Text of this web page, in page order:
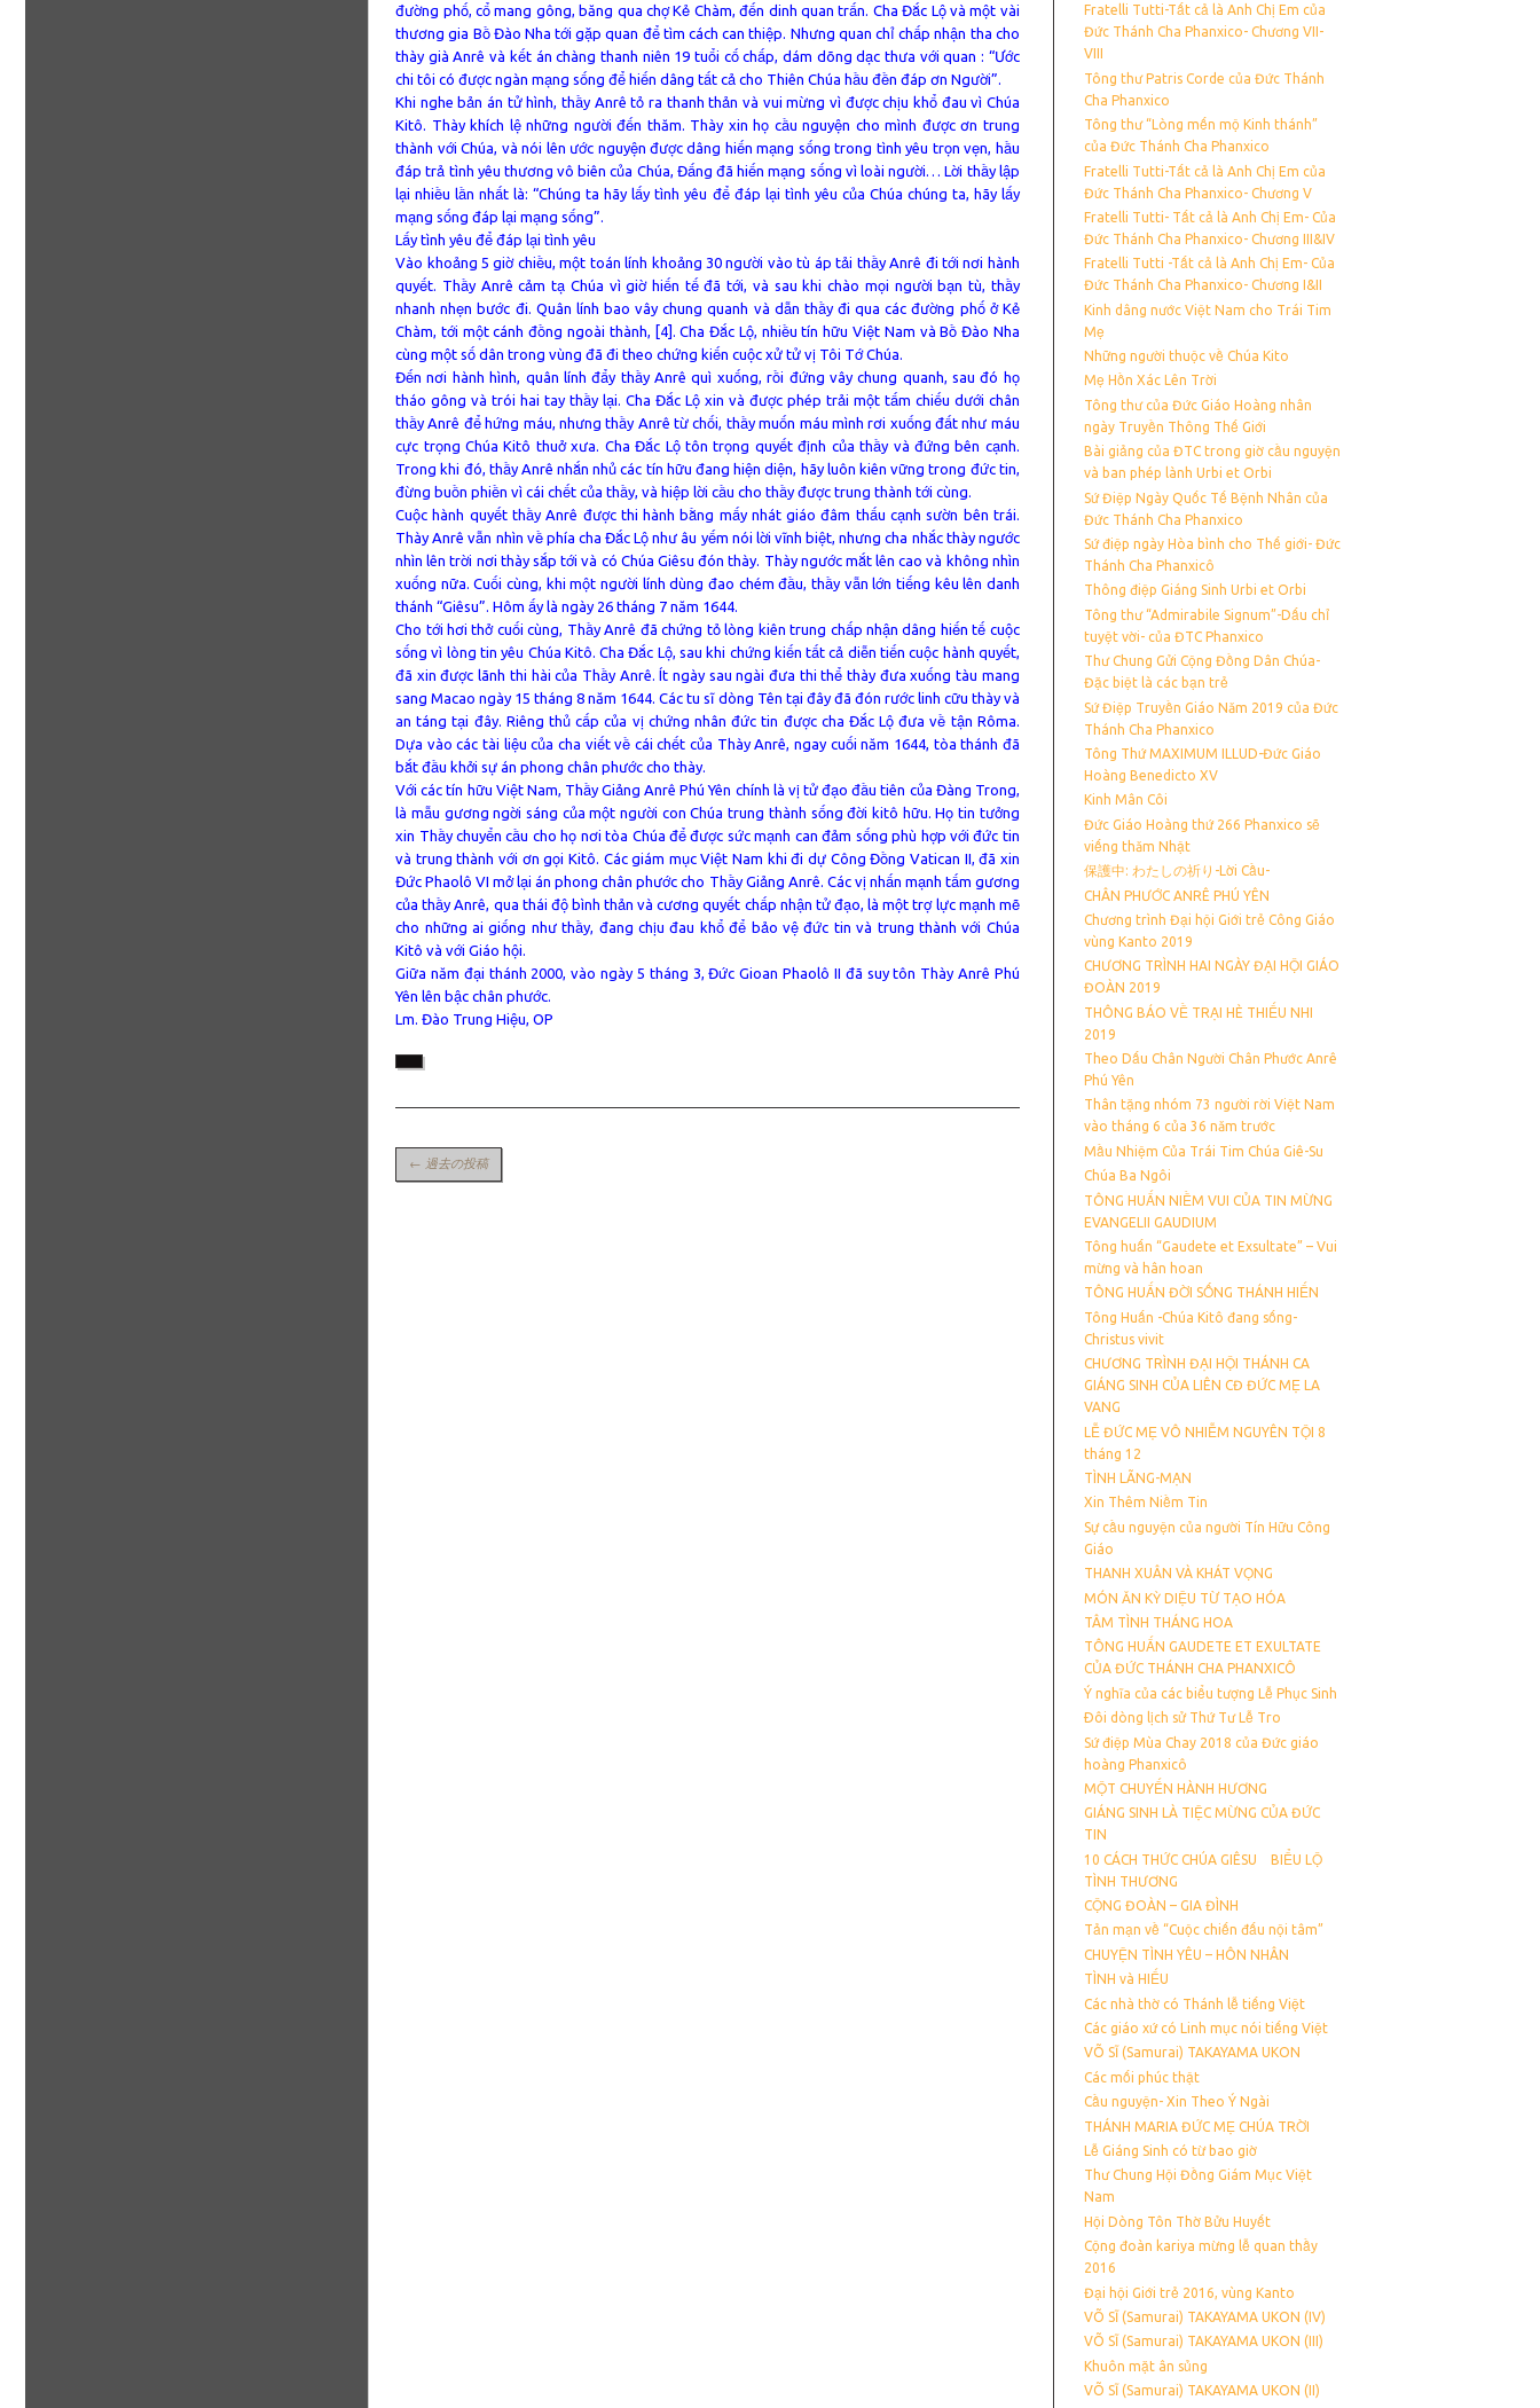
đường phố, cổ mang gông, băng qua chợ Kẻ Chàm, đến dinh quan trấn. Cha Đắc Lộ và một vài
thương gia Bồ Đào Nha tới gặp quan để tìm cách can thiệp. Nhưng quan chỉ chấp nhận tha cho
thày già Anrê và kết án chàng thanh niên 19 tuổi cố chấp, dám dõng dạc thưa với quan : “Ước
chi tôi có được ngàn mạng sống để hiến dâng tất cả cho Thiên Chúa hầu đền đáp ơn Người”.
Khi nghe bản án tử hình, thầy Anrê tỏ ra thanh thản và vui mừng vì được chịu khổ đau vì Chúa
Kitô. Thày khích lệ những người đến thăm. Thày xin họ cầu nguyện cho mình được ơn trung
thành với Chúa, và nói lên ước nguyện được dâng hiến mạng sống trong tình yêu trọn vẹn, hầu
đáp trả tình yêu thương vô biên của Chúa, Đấng đã hiến mạng sống vì loài người… Lời thầy lập
lại nhiều lần nhất là: “Chúng ta hãy lấy tình yêu để đáp lại tình yêu của Chúa chúng ta, hãy lấy
mạng sống đáp lại mạng sống”.
Lấy tình yêu để đáp lại tình yêu
Vào khoảng 5 giờ chiều, một toán lính khoảng 30 người vào tù áp tải thầy Anrê đi tới nơi hành
quyết. Thầy Anrê cảm tạ Chúa vì giờ hiến tế đã tới, và sau khi chào mọi người bạn tù, thầy
nhanh nhẹn bước đi. Quân lính bao vây chung quanh và dẫn thầy đi qua các đường phố ở Kẻ
Chàm, tới một cánh đồng ngoài thành, [4]. Cha Đắc Lộ, nhiều tín hữu Việt Nam và Bồ Đào Nha
cùng một số dân trong vùng đã đi theo chứng kiến cuộc xử tử vị Tôi Tớ Chúa.
Đến nơi hành hình, quân lính đẩy thầy Anrê quì xuống, rồi đứng vây chung quanh, sau đó họ
tháo gông và trói hai tay thầy lại. Cha Đắc Lộ xin và được phép trải một tấm chiếu dưới chân
thầy Anrê để hứng máu, nhưng thầy Anrê từ chối, thầy muốn máu mình rơi xuống đất như máu
cực trọng Chúa Kitô thuở xưa. Cha Đắc Lộ tôn trọng quyết định của thầy và đứng bên cạnh.
Trong khi đó, thầy Anrê nhắn nhủ các tín hữu đang hiện diện, hãy luôn kiên vững trong đức tin,
đừng buồn phiền vì cái chết của thầy, và hiệp lời cầu cho thầy được trung thành tới cùng.
Cuộc hành quyết thầy Anrê được thi hành bằng mấy nhát giáo đâm thấu cạnh sườn bên trái.
Thày Anrê vẫn nhìn về phía cha Đắc Lộ như âu yếm nói lời vĩnh biệt, nhưng cha nhắc thày ngước
nhìn lên trời nơi thày sắp tới và có Chúa Giêsu đón thày. Thày ngước mắt lên cao và không nhìn
xuống nữa. Cuối cùng, khi một người lính dùng đao chém đầu, thầy vẫn lớn tiếng kêu lên danh
thánh “Giêsu”. Hôm ấy là ngày 26 tháng 7 năm 1644.
Cho tới hơi thở cuối cùng, Thầy Anrê đã chứng tỏ lòng kiên trung chấp nhận dâng hiến tế cuộc
sống vì lòng tin yêu Chúa Kitô. Cha Đắc Lộ, sau khi chứng kiến tất cả diễn tiến cuộc hành quyết,
đã xin được lãnh thi hài của Thầy Anrê. Ít ngày sau ngài đưa thi thể thày đưa xuống tàu mang
sang Macao ngày 15 tháng 8 năm 1644. Các tu sĩ dòng Tên tại đây đã đón rước linh cữu thày và
an táng tại đây. Riêng thủ cấp của vị chứng nhân đức tin được cha Đắc Lộ đưa về tận Rôma.
Dựa vào các tài liệu của cha viết về cái chết của Thày Anrê, ngay cuối năm 1644, tòa thánh đã
bắt đầu khởi sự án phong chân phước cho thày.
Với các tín hữu Việt Nam, Thầy Giảng Anrê Phú Yên chính là vị tử đạo đầu tiên của Đàng Trong,
là mẫu gương ngời sáng của một người con Chúa trung thành sống đời kitô hữu. Họ tin tưởng
xin Thầy chuyển cầu cho họ nơi tòa Chúa để được sức mạnh can đảm sống phù hợp với đức tin
và trung thành với ơn gọi Kitô. Các giám mục Việt Nam khi đi dự Công Đồng Vatican II, đã xin
Đức Phaolô VI mở lại án phong chân phước cho Thầy Giảng Anrê. Các vị nhấn mạnh tấm gương
của thầy Anrê, qua thái độ bình thản và cương quyết chấp nhận tử đạo, là một trợ lực mạnh mẽ
cho những ai giống như thầy, đang chịu đau khổ để bảo vệ đức tin và trung thành với Chúa
Kitô và với Giáo hội.
Giữa năm đại thánh 2000, vào ngày 5 tháng 3, Đức Gioan Phaolô II đã suy tôn Thày Anrê Phú
Yên lên bậc chân phước.
Lm. Đào Trung Hiệu, OP
投稿ナビゲーション
← 過去の投稿
Fratelli Tutti-Tất cả là Anh Chị Em của
Đức Thánh Cha Phanxico- Chương VII-
VIII
Tông thư Patris Corde của Đức Thánh
Cha Phanxico
Tông thư “Lòng mến mộ Kinh thánh”
của Đức Thánh Cha Phanxico
Fratelli Tutti-Tất cả là Anh Chị Em của
Đức Thánh Cha Phanxico- Chương V
Fratelli Tutti- Tất cả là Anh Chị Em- Của
Đức Thánh Cha Phanxico- Chương III&IV
Fratelli Tutti -Tất cả là Anh Chị Em- Của
Đức Thánh Cha Phanxico- Chương I&II
Kinh dâng nước Việt Nam cho Trái Tim
Mẹ
Những người thuộc về Chúa Kito
Mẹ Hồn Xác Lên Trời
Tông thư của Đức Giáo Hoàng nhân
ngày Truyền Thông Thế Giới
Bài giảng của ĐTC trong giờ cầu nguyện
và ban phép lành Urbi et Orbi
Sứ Điệp Ngày Quốc Tế Bệnh Nhân của
Đức Thánh Cha Phanxico
Sứ điệp ngày Hòa bình cho Thế giới- Đức
Thánh Cha Phanxicô
Thông điệp Giáng Sinh Urbi et Orbi
Tông thư “Admirabile Signum”-Dấu chỉ
tuyệt vời- của ĐTC Phanxico
Thư Chung Gửi Cộng Đồng Dân Chúa-
Đặc biệt là các bạn trẻ
Sứ Điệp Truyền Giáo Năm 2019 của Đức
Thánh Cha Phanxico
Tông Thứ MAXIMUM ILLUD-Đức Giáo
Hoàng Benedicto XV
Kinh Mân Côi
Đức Giáo Hoàng thứ 266 Phanxico sẽ
viếng thăm Nhật
保護中: わたしの祈り-Lời Cầu-
CHÂN PHƯỚC ANRÊ PHÚ YÊN
Chương trình Đại hội Giới trẻ Công Giáo
vùng Kanto 2019
CHƯƠNG TRÌNH HAI NGÀY ĐẠI HỘI GIÁO
ĐOÀN 2019
THÔNG BÁO VỀ TRẠI HÈ THIẾU NHI
2019
Theo Dấu Chân Người Chân Phước Anrê
Phú Yên
Thân tặng nhóm 73 người rời Việt Nam
vào tháng 6 của 36 năm trước
Mầu Nhiệm Của Trái Tim Chúa Giê-Su
Chúa Ba Ngôi
TÔNG HUẤN NIỀM VUI CỦA TIN MỪNG
EVANGELII GAUDIUM
Tông huấn “Gaudete et Exsultate” – Vui
mừng và hân hoan
TÔNG HUẤN ĐỜI SỐNG THÁNH HIẾN
Tông Huấn -Chúa Kitô đang sống-
Christus vivit
CHƯƠNG TRÌNH ĐẠI HỘI THÁNH CA
GIÁNG SINH CỦA LIÊN CĐ ĐỨC MẸ LA
VANG
LỄ ĐỨC MẸ VÔ NHIỄM NGUYÊN TỘI 8
tháng 12
TÌNH LÃNG-MẠN
Xin Thêm Niềm Tin
Sự cầu nguyện của người Tín Hữu Công
Giáo
THANH XUÂN VÀ KHÁT VỌNG
MÓN ĂN KỲ DIỆU TỪ TẠO HÓA
TÂM TÌNH THÁNG HOA
TÔNG HUẤN GAUDETE ET EXULTATE
CỦA ĐỨC THÁNH CHA PHANXICÔ
Ý nghĩa của các biểu tượng Lễ Phục Sinh
Ðôi dòng lịch sử Thứ Tư Lễ Tro
Sứ điệp Mùa Chay 2018 của Đức giáo
hoàng Phanxicô
MỘT CHUYẾN HÀNH HƯƠNG
GIÁNG SINH LÀ TIỆC MỪNG CỦA ĐỨC
TIN
10 CÁCH THỨC CHÚA GIÊSU BIỂU LỘ
TÌNH THƯƠNG
CỘNG ĐOÀN – GIA ĐÌNH
Tản mạn về “Cuộc chiến đấu nội tâm”
CHUYỆN TÌNH YÊU – HÔN NHÂN
TÌNH và HIẾU
Các nhà thờ có Thánh lễ tiếng Việt
Các giáo xứ có Linh mục nói tiếng Việt
VÕ SĨ (Samurai) TAKAYAMA UKON
Các mối phúc thật
Cầu nguyện- Xin Theo Ý Ngài
THÁNH MARIA ĐỨC MẸ CHÚA TRỜI
Lễ Giáng Sinh có từ bao giờ
Thư Chung Hội Đồng Giám Mục Việt
Nam
Hội Dòng Tôn Thờ Bửu Huyết
Cộng đoàn kariya mừng lễ quan thầy
2016
Đại hội Giới trẻ 2016, vùng Kanto
VÕ SĨ (Samurai) TAKAYAMA UKON (IV)
VÕ SĨ (Samurai) TAKAYAMA UKON (III)
Khuôn mặt ân sủng
VÕ SĨ (Samurai) TAKAYAMA UKON (II)